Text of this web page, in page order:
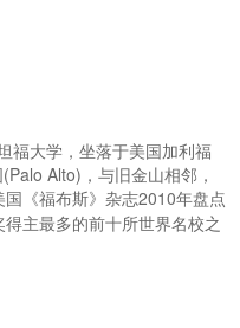
福大学，坐落于美国加利福
Alto)，与旧金山相邻，
国《福布斯》杂志2010年盘点
主最多的前十所世界名校之